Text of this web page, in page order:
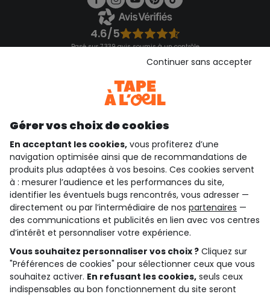
4.6/5
Basé sur 7 339 avis soumis à un contrôle
Consulter les CGU
qui sommes-nous ?
besoin d'aide ?
le club fidélité
notre catalogue
Conditions générales de ventes et d'utilisation
Gérer vos choix de cookies
En acceptant les cookies, vous profiterez d’une
navigation optimisée ainsi que de recommandations de
produits plus adaptées à vos besoins. Ces cookies servent
à : mesurer l’audience et les performances du site,
identifier les éventuels bugs rencontrés, vous adresser —
directement ou par l’intermédiaire de nos partenaires —
des communications et publicités en lien avec vos centres
d’intérêt et personnaliser votre expérience.
Vous souhaitez personnaliser vos choix ? Cliquez sur
"Préférences de cookies" pour sélectionner ceux que vous
souhaitez activer. En refusant les cookies, seuls ceux
indispensables au bon fonctionnement du site seront
Continuer sans accepter